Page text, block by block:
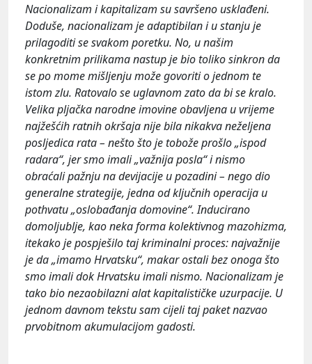
Nacionalizam i kapitalizam su savršeno usklađeni.
Doduše, nacionalizam je adaptibilan i u stanju je
prilagoditi se svakom poretku. No, u našim
konkretnim prilikama nastup je bio toliko sinkron da
se po mome mišljenju može govoriti o jednom te
istom zlu. Ratovalo se uglavnom zato da bi se kralo.
Velika pljačka narodne imovine obavljena u vrijeme
najžešćih ratnih okršaja nije bila nikakva neželjena
posljedica rata – nešto što je tobože prošlo „ispod
radara“, jer smo imali „važnija posla“ i nismo
obraćali pažnju na devijacije u pozadini – nego dio
generalne strategije, jedna od ključnih operacija u
pothvatu „oslobađanja domovine“. Inducirano
domoljublje, kao neka forma kolektivnog mazohizma,
itekako je pospješilo taj kriminalni proces: najvažnije
je da „imamo Hrvatsku“, makar ostali bez onoga što
smo imali dok Hrvatsku imali nismo. Nacionalizam je
tako bio nezaobilazni alat kapitalističke uzurpacije. U
jednom davnom tekstu sam cijeli taj paket nazvao
prvobitnom akumulacijom gadosti.